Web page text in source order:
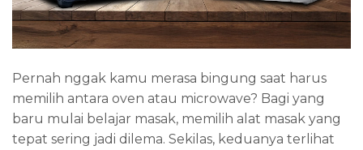
Pernah nggak kamu merasa bingung saat harus
memilih antara oven atau microwave? Bagi yang
baru mulai belajar masak, memilih alat masak yang
tepat sering jadi dilema. Sekilas, keduanya terlihat